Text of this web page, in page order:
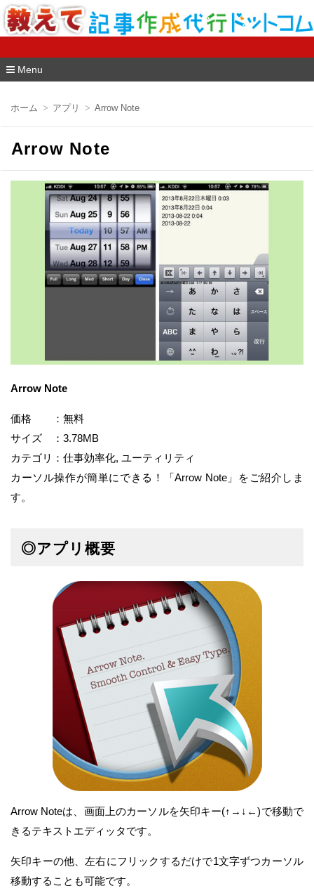
教えて記事作成代行ドットコム
Menu
ン
ホーム アプリ Arrow Note
Arrow Note
Arrow Note
価格 ：無料
サイズ ：3.78MB
カテゴリ：仕事効率化, ユーティリティ
カーソル操作が簡単にできる！「Arrow Note」をご紹介しま
す。
◎アプリ概要
Arrow Noteは、画面上のカーソルを矢印キー(↑→↓←)で移動で
きるテキストエディッタです。
矢印キーの他、左右にフリックするだけで1文字ずつカーソル
移動することも可能です。